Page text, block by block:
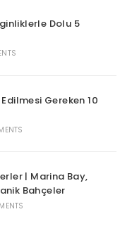
Dolu 5
Gereken 10
| Marina Bay,
Bahçeler